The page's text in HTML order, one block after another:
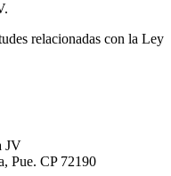
relacionadas con la Ley
JV
Pue. CP 72190